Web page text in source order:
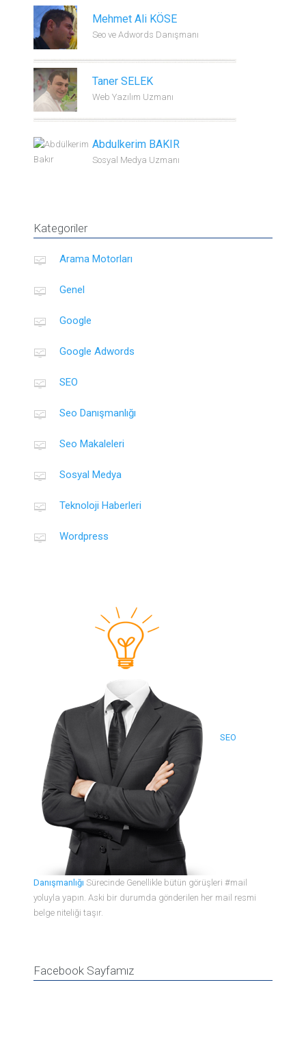
Mehmet Ali KÖSE
Seo ve Adwords Danışmanı
Taner SELEK
Web Yazılım Uzmanı
Abdulkerim BAKIR
Sosyal Medya Uzmanı
Kategoriler
Arama Motorları
Genel
Google
Google Adwords
SEO
Seo Danışmanlığı
Seo Makaleleri
Sosyal Medya
Teknoloji Haberleri
Wordpress
SEO
Danışmanlığı Sürecinde Genellikle bütün görüşleri #mail
yoluyla yapın. Aski bir durumda gönderilen her mail resmi
belge niteliği taşır.
Facebook Sayfamız